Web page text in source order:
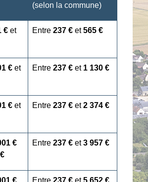
(selon la commune)
€ et
Entre237 € et565 €
€ et
Entre237 € et 1 130 €
€ et
Entre237 € et2 374 €
€
Entre237 € et3 957 €